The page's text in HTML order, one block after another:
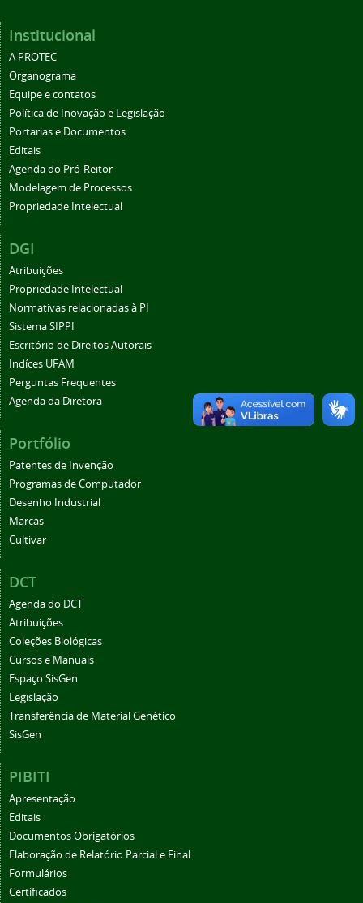
Institucional
A PROTEC
Organograma
Equipe e contatos
Política de Inovação e Legislação
Portarias e Documentos
Editais
Agenda do Pró-Reitor
Modelagem de Processos
Propriedade Intelectual
DGI
Atribuições
Propriedade Intelectual
Normativas relacionadas à PI
Sistema SIPPI
Escritório de Direitos Autorais
Indíces UFAM
Perguntas Frequentes
Agenda da Diretora
Portfólio
Patentes de Invenção
Programas de Computador
Desenho Industrial
Marcas
Cultivar
DCT
Agenda do DCT
Atribuições
Coleções Biológicas
Cursos e Manuais
Espaço SisGen
Legislação
Transferência de Material Genético
SisGen
PIBITI
Apresentação
Editais
Documentos Obrigatórios
Elaboração de Relatório Parcial e Final
Formulários
Certificados